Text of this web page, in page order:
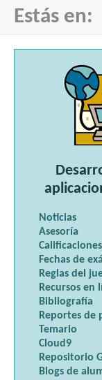
Estás en:
Noticias
Asesoría
Calificaciones
Fechas de
Reglas del
Recursos en
Bibliografía
Reportes de
Temario
Cloud9
Repositorio
Blogs de